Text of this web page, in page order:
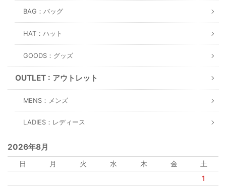
BAG：バッグ
HAT：ハット
GOODS：グッズ
OUTLET : アウトレット
MENS：メンズ
LADIES：レディース
2026年8月
日 月 火 水 木 金
土
1